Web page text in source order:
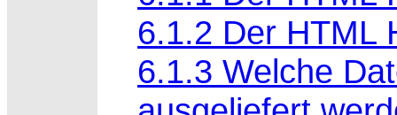
6.1.2 Der HTML
6.1.3 Welche